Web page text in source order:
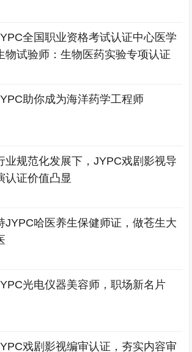
全国职业资格考试认证中心医学
物试验师：生物医药实验专项认证
助你成为海洋药学工程师
业规范化发展下，JYPC戏剧影视导
认证价值凸显
JYPC哈医养生保健师证，做苍生大
光电仪器美容师，职场新名片
戏剧影视编审认证，夯实内容审